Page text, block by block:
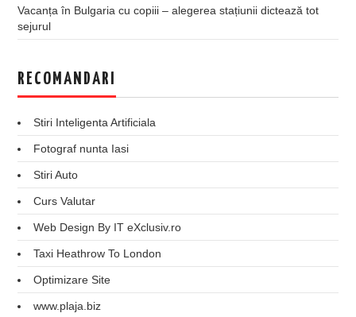
Vacanța în Bulgaria cu copiii – alegerea stațiunii dictează tot
sejurul
RECOMANDARI
Stiri Inteligenta Artificiala
Fotograf nunta Iasi
Stiri Auto
Curs Valutar
Web Design By IT eXclusiv.ro
Taxi Heathrow To London
Optimizare Site
www.plaja.biz